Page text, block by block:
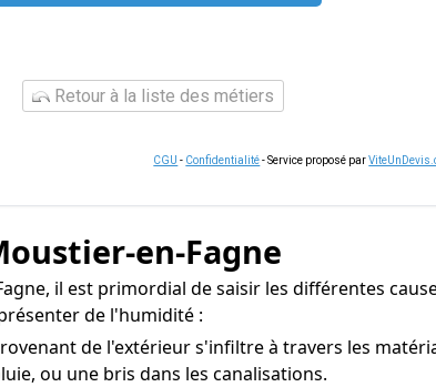
Retour à la liste des métiers
CGU - Confidentialité- Service proposé par
en-Fagne
il est primordial de saisir les différentes
de l'humidité :
de l'extérieur s'infiltre à travers les
ou une bris dans les canalisations.